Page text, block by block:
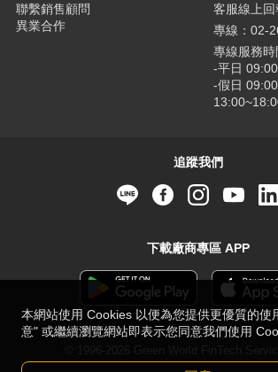
聯繫銷售顧問
異業合作
客服線上回
專線：02-
專線服務時
-平日
-假日
追蹤我們
下載廠商專區 APP
本網站使用 Cookies 以便為您提供更優質的使
意" 或繼續瀏覽網站即表示您同意我們使用